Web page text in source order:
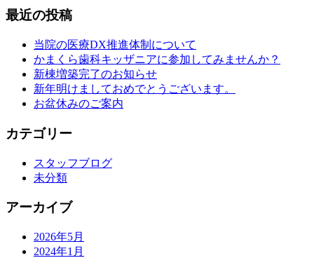
最近の投稿
当院の医療DX推進体制について
かまくら歯科キッザニアに参加してみませんか？
新棟増築完了のお知らせ
新年明けましておめでとうございます。
お盆休みのご案内
カテゴリー
スタッフブログ
未分類
アーカイブ
2026年5月
2024年1月